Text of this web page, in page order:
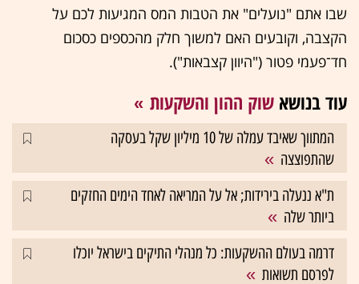
שבו אתם "נועלים" את הטבות המס המגיעות לכם על
הקצבה, וקובעים האם למשוך חלק מהכספים כסכום
חד־פעמי פטור ("היוון קצבאות").
עוד בנושא שוק ההון והשקעות
המתווך שאיבד עמלה של 10 מיליון שקל בעסקה
שהתפוצצה
ת"א ננעלה בירידות; אל על המריאה לאחד הימים החזקים
ביותר שלה
דרמה בעולם ההשקעות: כל מנהלי התיקים בישראל יוכלו
לפרסם תשואות